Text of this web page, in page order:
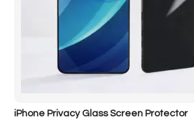
iPhone Privacy Glass Screen Protector